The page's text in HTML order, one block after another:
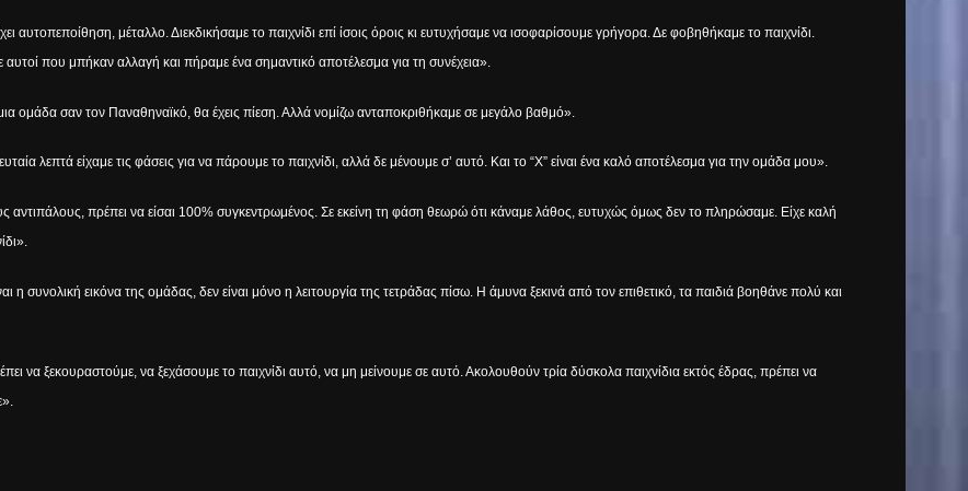
αυτοπεποίθηση, μέταλλο. Διεκδικήσαμε το παιχνίδι επί ίσοις όροις κι ευτυχήσαμε να ισοφαρίσουμε γρήγορα. Δε φοβηθήκαμε το παιχνίδι.
αυτοί που μπήκαν αλλαγή και πήραμε ένα σημαντικό αποτέλεσμα για τη συνέχεια».
ομάδα σαν τον Παναθηναϊκό, θα έχεις πίεση. Αλλά νομίζω ανταποκριθήκαμε σε μεγάλο βαθμό».
λεπτά είχαμε τις φάσεις για να πάρουμε το παιχνίδι, αλλά δε μένουμε σ’ αυτό. Και το “Χ” είναι ένα καλό αποτέλεσμα για την ομάδα μου».
αντιπάλους, πρέπει να είσαι 100% συγκεντρωμένος. Σε εκείνη τη φάση θεωρώ ότι κάναμε λάθος, ευτυχώς όμως δεν το πληρώσαμε. Είχε καλή
η συνολική εικόνα της ομάδας, δεν είναι μόνο η λειτουργία της τετράδας πίσω. Η άμυνα ξεκινά από τον επιθετικό, τα παιδιά βοηθάνε πολύ και
να ξεκουραστούμε, να ξεχάσουμε το παιχνίδι αυτό, να μη μείνουμε σε αυτό. Ακολουθούν τρία δύσκολα παιχνίδια εκτός έδρας, πρέπει να